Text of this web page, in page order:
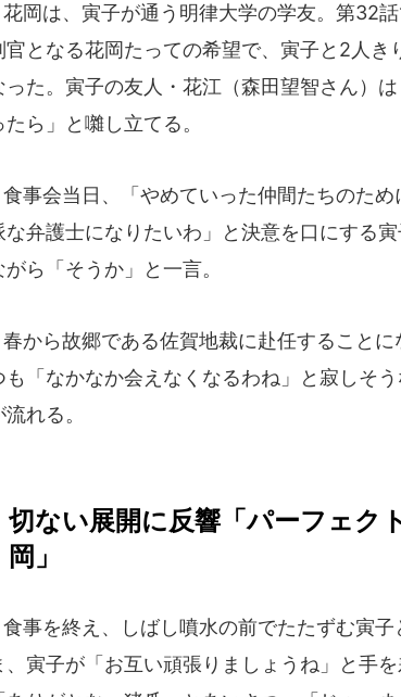
岡は、寅子が通う明律大学の学友。第32
官となる花岡たっての希望で、寅子と2人
った。寅子の友人・花江（森田望智さん）
たら」と囃し立てる。
事会当日、「やめていった仲間たちのた
な弁護士になりたいわ」と決意を口にする
がら「そうか」と一言。
から故郷である佐賀地裁に赴任すること
も「なかなか会えなくなるわね」と寂しそ
流れる。
切ない展開に反響「パーフェク
岡」
事を終え、しばし噴水の前でたたずむ寅
、寅子が「お互い頑張りましょうね」と手